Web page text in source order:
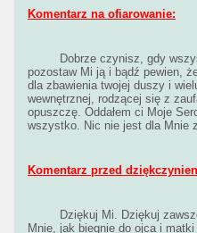
Komentarz na ofiarowanie:
Dobrze czynisz, gdy
pozostaw Mi ją i bądź pewien,
dla zbawienia twojej duszy i
wewnętrznej, rodzącej się z
opuszczę. Oddałem ci Moje
wszystko. Nic nie jest dla Mnie
Komentarz przed
Dziękuj Mi. Dziękuj
Mnie, jak biegnie do ojca i